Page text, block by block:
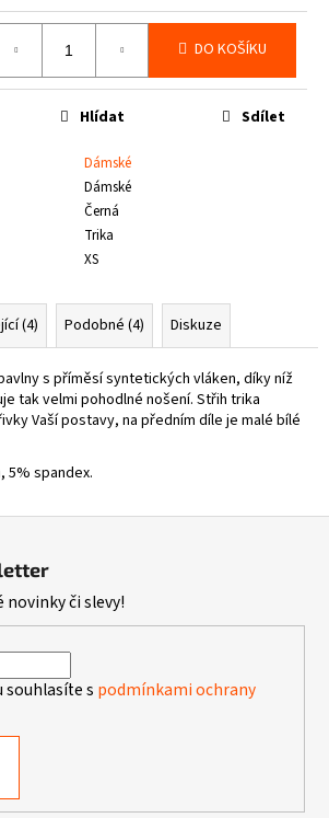
DO KOŠÍKU
Dámské
Dámské
Černá
Trika
XS
Hlídat Sdílet
(4) Podobné (4) Diskuze
s příměsí syntetických vláken, díky níž
tak velmi pohodlné nošení. Střih trika
Vaší postavy, na předním díle je malé bílé
5% spandex.
novinky či slevy!
s podmínkami ochrany